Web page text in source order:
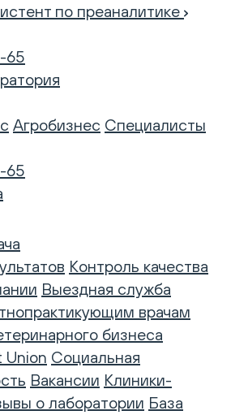
по преаналитике
65
Агробизнес Специалисты
65
Контроль качества
Выездная служба
врачам
бизнеса
Социальная
Вакансии Клиники-
о лаборатории База